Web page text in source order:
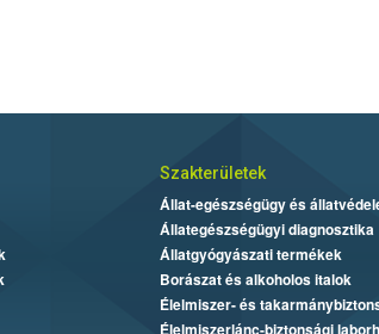
Szakterületek
Állat-egészségügy és
Állategészségügyi diagnosztika
Állatgyógyászati termékek
Borászat és alkoholos italok
Élelmiszer- és
Élelmiszerlánc-biztonsági